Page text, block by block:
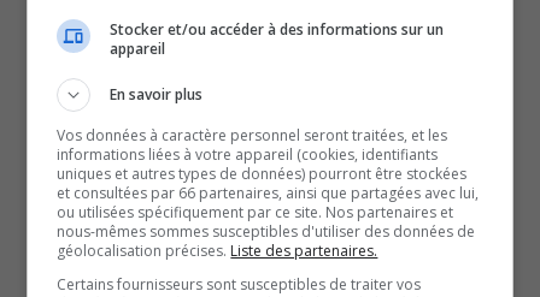
d’attendre.
On en est au stade que, pour éviter une hémorragie
complète, on leur demande d’au moins rester au privé et
conserver leur expertise.
-Claudine Cusson, présidente de l’Association des médiateurs
familiaux du Québec
L’Association des avocats en droit familial de l’Outaouais
appuie les médiateurs de l’État dans leurs revendications
Stocker et/ou accéder à des informations sur un
appareil
En savoir plus
Vos données à caractère personnel seront traitées, et les
informations liées à votre appareil (cookies, identifiants
uniques et autres types de données) pourront être stockées
et consultées par 66 partenaires, ainsi que partagées avec lui,
ou utilisées spécifiquement par ce site. Nos partenaires et
nous-mêmes sommes susceptibles d'utiliser des données de
géolocalisation précises. Liste des partenaires.
Certains fournisseurs sont susceptibles de traiter vos